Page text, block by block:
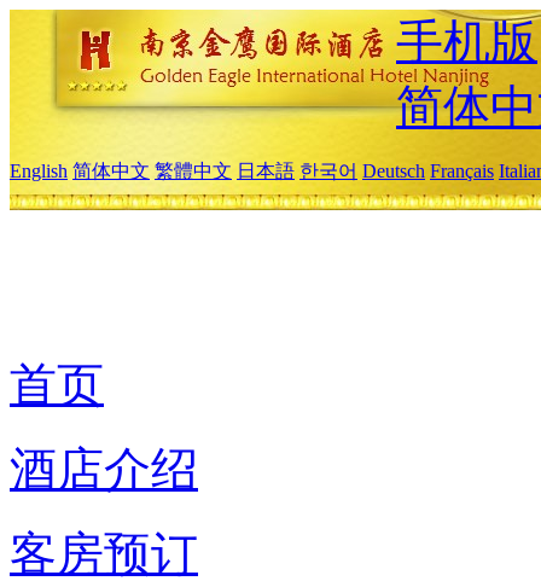
手机版
简体
English 简体中文 繁體中文 日本語 한국어 Deutsch Français
首页
酒店介绍
客房预订